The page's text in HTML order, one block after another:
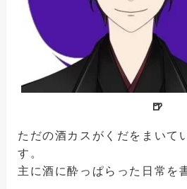
🍺
ただの酒カスがくだをまいて
す。
主に酒に酔っぱらった日常を